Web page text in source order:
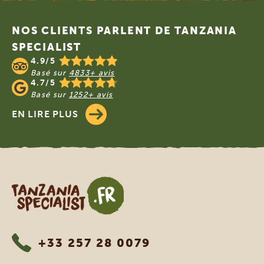
Footer
NOS CLIENTS PARLENT DE TANZANIA
SPECIALIST
4.9/5
Basé sur 4833+ avis
4.7/5
Basé sur 1252+ avis
EN LIRE PLUS
Tanzania Specialist
+33 257 28 0079